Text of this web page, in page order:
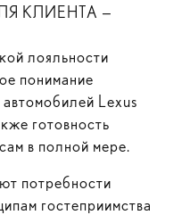
КЛИЕНТА —
лояльности
понимание
Lexus
готовность
в полной мере.
потребности
гостеприимства